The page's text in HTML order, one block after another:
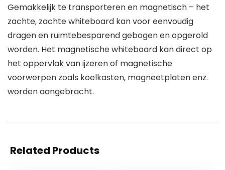
Gemakkelijk te transporteren en magnetisch – het
zachte, zachte whiteboard kan voor eenvoudig
dragen en ruimtebesparend gebogen en opgerold
worden. Het magnetische whiteboard kan direct op
het oppervlak van ijzeren of magnetische
voorwerpen zoals koelkasten, magneetplaten enz.
worden aangebracht.
Related Products